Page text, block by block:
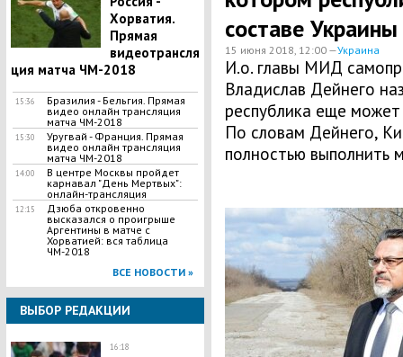
Хорватия.
Прямая
видеотрансля
ция матча ЧМ-2018
15:36
Бразилия - Бельгия. Прямая
видео онлайн трансляция
матча ЧМ-2018
15:30
Уругвай - Франция. Прямая
видео онлайн трансляция
матча ЧМ-2018
14:00
В центре Москвы пройдет
карнавал "День Мертвых":
онлайн-трансляция
12:15
Дзюба откровенно
высказался о проигрыше
Аргентины в матче с
Хорватией: вся таблица
ЧМ-2018
ВСЕ НОВОСТИ »
ВЫБОР РЕДАКЦИИ
16:18
составе Украины
15 июня 2018, 12:00 —Украина
И.о. главы МИД
Владислав Дейнего
республика еще может
По словам Дейнего,
полностью выполнить